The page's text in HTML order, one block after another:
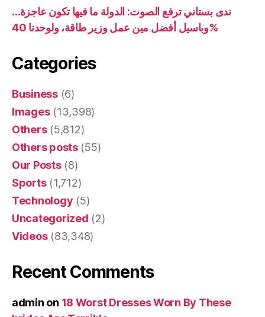
ندى بستاني ترفع الصوت: الدولة ما فيها تكون عاجزة…
وباسيل أفضل مين عمل وزير طاقة، ولوحدنا 40%
Categories
Business(6)
Images(13,398)
Others(5,812)
Others posts(55)
Our Posts(8)
Sports(1,712)
Technology (5)
Uncategorized (2)
Videos(83,348)
Recent Comments
admin on 18 Worst Dresses Worn By These